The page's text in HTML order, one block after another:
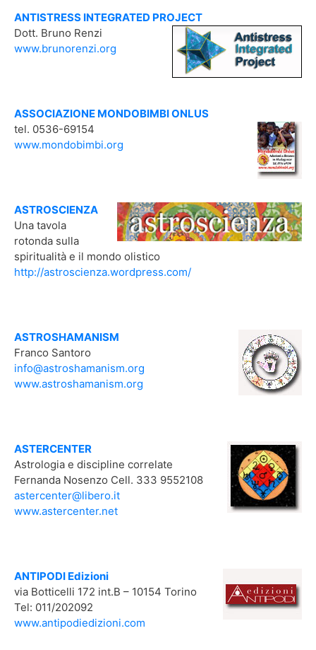
ANTISTRESS INTEGRATED PROJECT
Dott. Bruno Renzi
www.brunorenzi.org
ASSOCIAZIONE MONDOBIMBI ONLUS
tel. 0536-69154
www.mondobimbi.org
ASTROSCIENZA
Una tavola
rotonda sulla
spiritualità e il mondo olistico
http://astroscienza.wordpress.com/
ASTROSHAMANISM
Franco Santoro
info@astroshamanism.org
www.astroshamanism.org
ASTERCENTER
Astrologia e discipline correlate
Fernanda Nosenzo Cell. 333 9552108
astercenter@libero.it
www.astercenter.net
ANTIPODI Edizioni
via Botticelli 172 int.B – 10154 Torino
Tel: 011/202092
www.antipodiedizioni.com